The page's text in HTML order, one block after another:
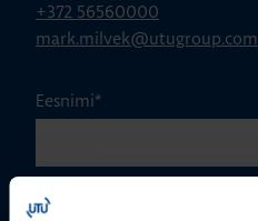
+372 56560000
mark.milvek@utugroup.com
Eesnimi*
Perekonnanimi